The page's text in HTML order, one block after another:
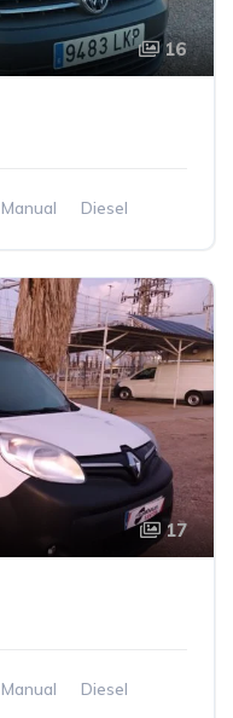
16
Manual
Diesel
17
Manual
Diesel